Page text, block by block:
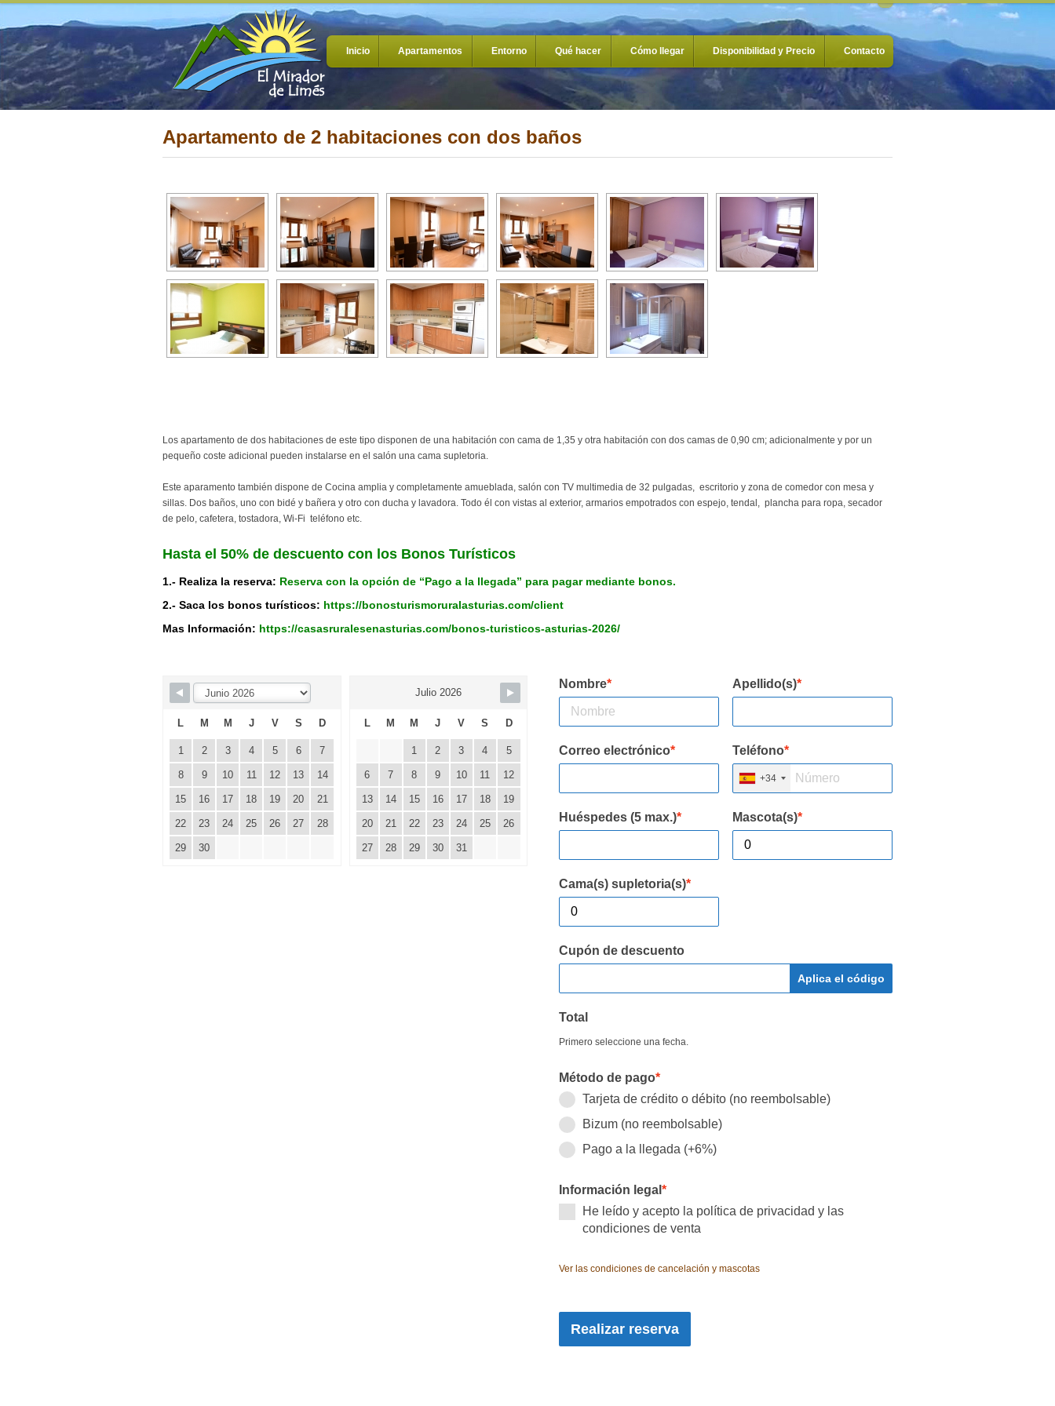
Inicio Apartamentos Entorno Qué hacer Cómo llegar Disponibilidad y Precio Contacto
Apartamento de 2 habitaciones con dos baños
Los apartamento de dos habitaciones de este tipo disponen de una habitación con cama de 1,35 y otra habitación con dos camas de 0,90 cm; adicionalmente y por un
pequeño coste adicional pueden instalarse en el salón una cama supletoria.
Este aparamento también dispone de Cocina amplia y completamente amueblada, salón con TV multimedia de 32 pulgadas, escritorio y zona de comedor con mesa y
sillas. Dos baños, uno con bidé y bañera y otro con ducha y lavadora. Todo él con vistas al exterior, armarios empotrados con espejo, tendal, plancha para ropa, secador
de pelo, cafetera, tostadora, Wi-Fi teléfono etc.
Hasta el 50% de descuento con los Bonos Turísticos
1.- Realiza la reserva: Reserva con la opción de “Pago a la llegada” para pagar mediante bonos.
2.- Saca los bonos turísticos: https://bonosturismoruralasturias.com/client
Mas Información: https://casasruralesenasturias.com/bonos-turisticos-asturias-2026/
Skip Booking Form
L M M J V S D
1 2 3 4 5 6 7
8 9 10 11 12 13 14
15 16 17 18 19 20 21
22 23 24 25 26 27 28
29 30
Julio 2026
L M M J V S D
1 2 3 4 5
6 7 8 9 10 11 12
13 14 15 16 17 18 19
20 21 22 23 24 25 26
27 28 29 30 31
Nombre* Apellido(s)*
Correo electrónico* Teléfono*
+34
Huéspedes (5 max.)* Mascota(s)*
Cama(s) supletoria(s)*
Cupón de descuento
Aplica el código
Total
Primero seleccione una fecha.
Método de pago*
Tarjeta de crédito o débito (no reembolsable)
Bizum (no reembolsable)
Pago a la llegada (+6%)
Información legal *
He leído y acepto la política de privacidad y las
condiciones de venta
Ver las condiciones de cancelación y mascotas
Realizar reserva